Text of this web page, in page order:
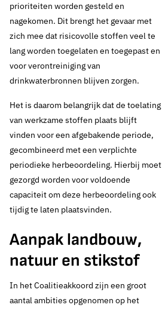
prioriteiten worden gesteld en
nagekomen. Dit brengt het gevaar met
zich mee dat risicovolle stoffen veel te
lang worden toegelaten en toegepast en
voor verontreiniging van
drinkwaterbronnen blijven zorgen.
Het is daarom belangrijk dat de toelating
van werkzame stoffen plaats blijft
vinden voor een afgebakende periode,
gecombineerd met een verplichte
periodieke herbeoordeling. Hierbij moet
gezorgd worden voor voldoende
capaciteit om deze herbeoordeling ook
tijdig te laten plaatsvinden.
Aanpak landbouw,
natuur en stikstof
In het Coalitieakkoord zijn een groot
aantal ambities opgenomen op het